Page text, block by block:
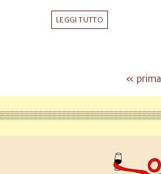
LEGGI TUTTO
« prima